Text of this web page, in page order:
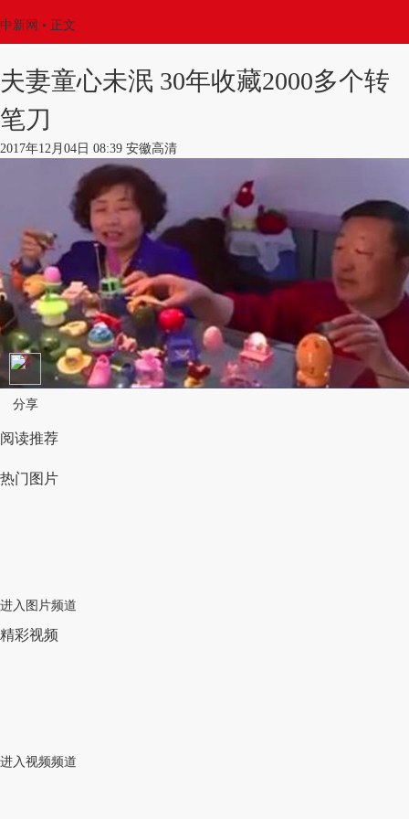
中新网 • 正文
夫妻童心未泯 30年收藏2000多个转
笔刀
2017年12月04日 08:39 安徽高清
分享
阅读推荐
热门图片
进入图片频道
精彩视频
进入视频频道